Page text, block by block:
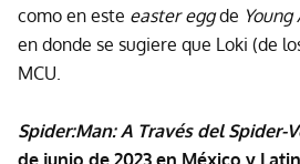
como en este easter eggde
en donde se sugiere que Loki (de
MCU.
Spider:Man: A Través del Spider-